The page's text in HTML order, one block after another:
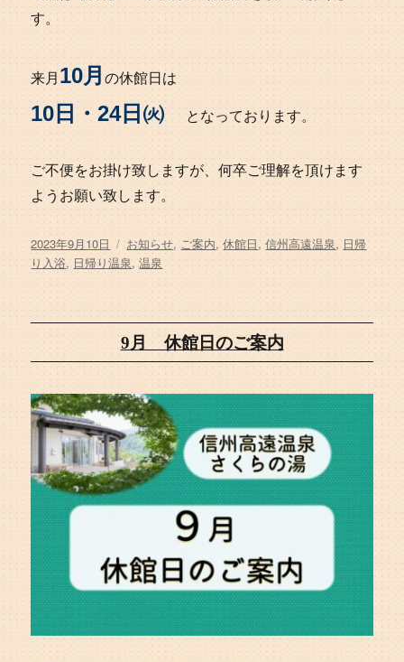
す。
来月 10月の休館日は
10日・24日㈫となっております。
ご不便をお掛け致しますが、何卒ご理解を頂けます
ようお願い致します。
投
稿
2023年9月10日
タ
グ
お知らせ, ご案内,休館日,信州高遠温泉, 日帰
り入浴, 日帰り温泉,温泉
9月 休館日のご案内